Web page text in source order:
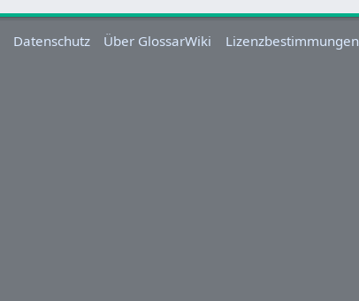
Datenschutz Über GlossarWiki Lizenzbestimmungen